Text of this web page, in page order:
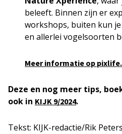
beleeft. Binnen zijn er
workshops, buiten kun
en allerlei vogelsoorten
Meer informatie op
Deze en nog meer tips,
ook in KIJK 9/2024.
Tekst: KIJK-redactie/Rik Peters